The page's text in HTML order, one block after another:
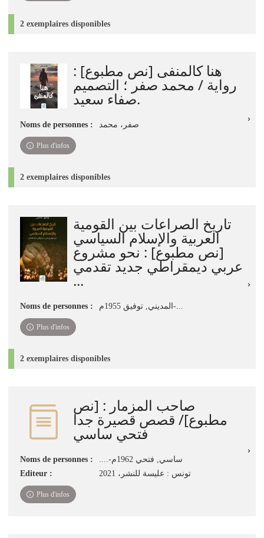
2 exemplaires disponibles
هنا كالمنفى [نص مطبوع] :
رواية / محمد صفر ؛ التصميم
صفاء سعيد.
Noms de personnes : صفر، محمد
Plus d'infos
2 exemplaires disponibles
تاريخ الصراعات بين القومية
العربية والإسلام السياسي
[نص مطبوع] : نحو مشروع
عربي ديمقراطي جديد تقدمي
...
Noms de personnes : المديني, توفيق‏ 1955م-...
Plus d'infos
2 exemplaires disponibles
صاحب المزمار : [نص
مطبوع]‏‏‏‏‏‏‏‏‏‏/ ‏قصص قصيرة جدا
‏فتحي ساسي
Noms de personnes :
ساسي‏, ‏فتحي‏ ‏1962م-....‏
Editeur :
تونس : عليسة للنشر، ‏2021‏‏
Plus d'infos